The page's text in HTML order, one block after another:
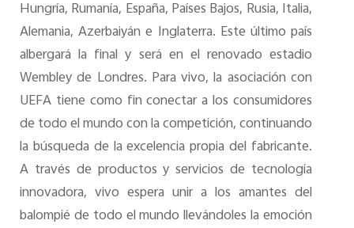
Hungría, Rumanía, España, Países Bajos, Rusia, Italia,
Alemania, Azerbaiyán e Inglaterra. Este último país
albergará la final y será en el renovado estadio
Wembley de Londres. Para vivo, la asociación con
UEFA tiene como fin conectar a los consumidores
de todo el mundo con la competición, continuando
la búsqueda de la excelencia propia del fabricante.
A través de productos y servicios de tecnología
innovadora, vivo espera unir a los amantes del
balompié de todo el mundo llevándoles la emoción